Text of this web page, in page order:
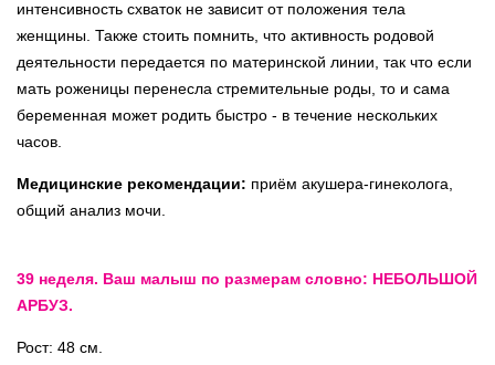
интенсивность схваток не зависит от положения тела
женщины. Также стоить помнить, что активность родовой
деятельности передается по материнской линии, так что если
мать роженицы перенесла стремительные роды, то и сама
беременная может родить быстро - в течение нескольких
часов.
Медицинские рекомендации: приём акушера-гинеколога,
общий анализ мочи.
39 неделя. Ваш малыш по размерам словно: НЕБОЛЬШОЙ
АРБУЗ.
Рост: 48 см.